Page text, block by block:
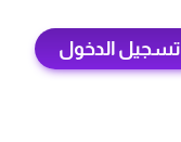
تسجيل الدخول